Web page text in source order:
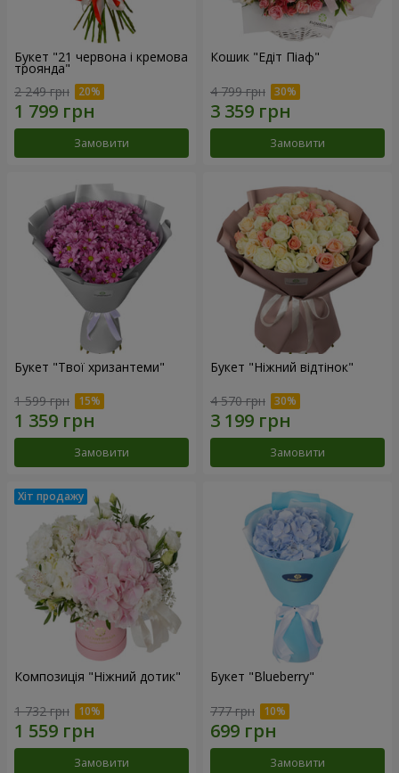
Букет "21 червона і кремова
троянда"
2 249 грн
Замовити
Кошик "Едіт Піаф"
4 799 грн
Замовити
Букет "Твої хризантеми"
1 599 грн
Замовити
Букет "Ніжний відтінок"
4 570 грн
Замовити
Композиція "Ніжний дотик"
1 732 грн
Замовити
Букет "Blueberry"
777 грн
Замовити